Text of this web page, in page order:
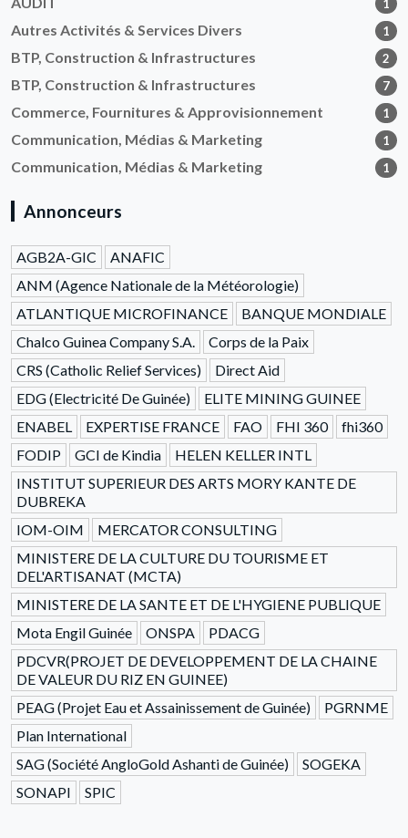
1
Autres Activités & Services Divers 1
BTP, Construction & Infrastructures 2
BTP, Construction & Infrastructures 7
Commerce, Fournitures & Approvisionnement 1
Communication, Médias & Marketing 1
Communication, Médias & Marketing 1
Annonceurs
AGB2A-GIC
ANAFIC
ANM (Agence Nationale de la Météorologie)
ATLANTIQUE MICROFINANCE
BANQUE MONDIALE
Chalco Guinea Company S.A.
Corps de la Paix
CRS (Catholic Relief Services)
Direct Aid
EDG (Electricité De Guinée)
ELITE MINING GUINEE
ENABEL
EXPERTISE FRANCE FAO FHI 360
fhi360
FODIP
GCI de Kindia
HELEN KELLER INTL
INSTITUT SUPERIEUR DES ARTS MORY KANTE DE
DUBREKA
IOM-OIM
MERCATOR CONSULTING
MINISTERE DE LA CULTURE DU TOURISME ET
DEL'ARTISANAT (MCTA)
MINISTERE DE LA SANTE ET DE L'HYGIENE PUBLIQUE
Mota Engil Guinée
ONSPA
PDACG
PDCVR(PROJET DE DEVELOPPEMENT DE LA CHAINE
DE VALEUR DU RIZ EN GUINEE)
PEAG (Projet Eau et Assainissement de Guinée)
PGRNME
Plan International
SAG (Société AngloGold Ashanti de Guinée)
SOGEKA
SONAPI
SPIC